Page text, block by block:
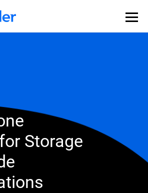
Storage